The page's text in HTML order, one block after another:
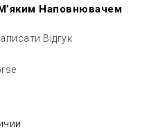
Наповнювачем
Відгук